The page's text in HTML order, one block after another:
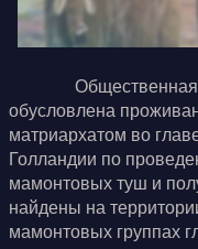
обусловлена
матриархатом во
Голландии по
мамонтовых туш и
найдены на
мамонтовых группах